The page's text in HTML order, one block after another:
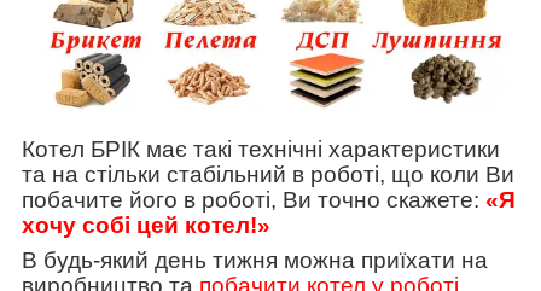
Котел БРІК має такі технічні характеристики
та на стільки стабільний в роботі, що коли Ви
побачите його в роботі, Ви точно скажете: «Я
хочу собі цей котел!»
В будь-який день тижня можна приїхати на
виробництво та побачити котел у роботі